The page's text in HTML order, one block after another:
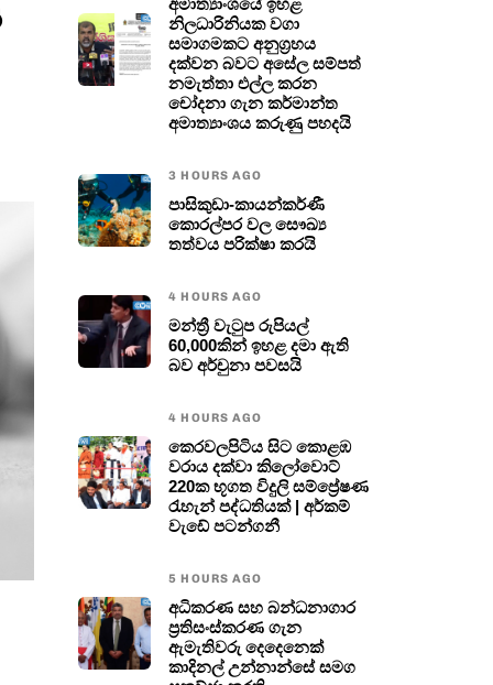
අමාත්‍යාංශයේ ඉහළ
නිලධාරිනියක වගා
සමාගමකට අනුග්‍රහය
දක්වන බවට අසේල සම්පත්
නමැත්තා එල්ල කරන
චෝදනා ගැන කර්මාන්ත
අමාත්‍යාංශය කරුණු පහදයි
3 HOURS AGO
පාසිකුඩා-කායන්කර්ණී
කොරල්පර වල සෞඛ්‍ය
තත්වය පරික්ෂා කරයි
4 HOURS AGO
මන්ත්‍රී වැටුප රුපියල්
60,000කින් ඉහළ දමා ඇති
බව අර්චුනා පවසයි
4 HOURS AGO
කෙරවලපිටිය සිට කොළඹ
වරාය දක්වා කිලෝවොට්
220ක භූගත විදුලි සම්ප්‍රේෂණ
රැහැන් පද්ධතියක් | අර්කම්
වැඩේ පටන්ගනී
5 HOURS AGO
අධිකරණ සහ බන්ධනාගාර
ප්‍රතිසංස්කරණ ගැන
ඇමැතිවරු දෙදෙනෙක්
කාදිනල් උන්නාන්සේ සමග